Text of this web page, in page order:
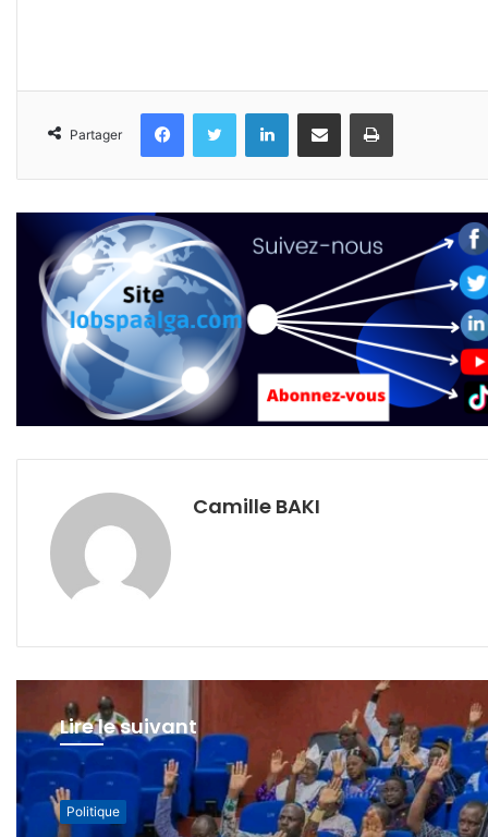
Partager
FacebookTwitter LinkedinPartager par email Imprimer
Camille BAKI
Lire le suivant
Politique